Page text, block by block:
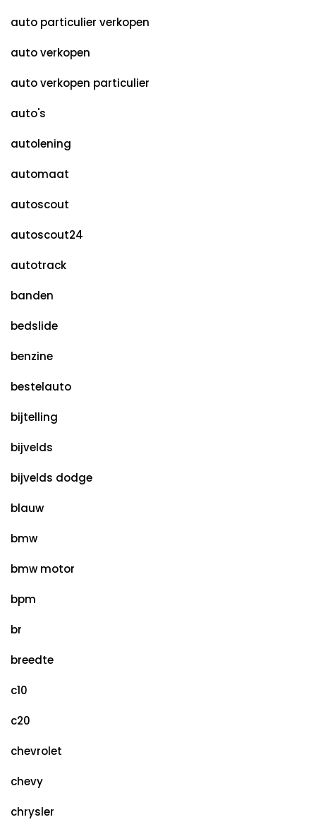
auto particulier verkopen
auto verkopen
auto verkopen particulier
auto's
autolening
automaat
autoscout
autoscout24
autotrack
banden
bedslide
benzine
bestelauto
bijtelling
bijvelds
bijvelds dodge
blauw
bmw
bmw motor
bpm
br
breedte
c10
c20
chevrolet
chevy
chrysler